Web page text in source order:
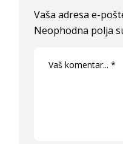
Vaša adresa e-
Neophodna polja